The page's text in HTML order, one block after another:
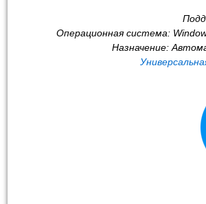
Операционная система:
Назначение: